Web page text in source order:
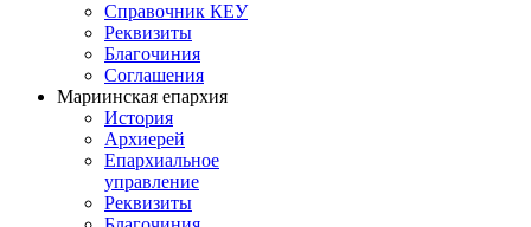
Справочник КЕУ
Реквизиты
Благочиния
Соглашения
Мариинская епархия
История
Архиерей
Епархиальное
управление
Реквизиты